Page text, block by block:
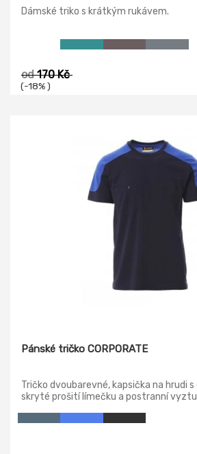
Dámské triko s krátkým rukávem.
od170 Kč
(-18% )
Pánské tričko CORPORATE
Tričko dvoubarevné, kapsička na hrudi
skryté prošití límečku a postranní